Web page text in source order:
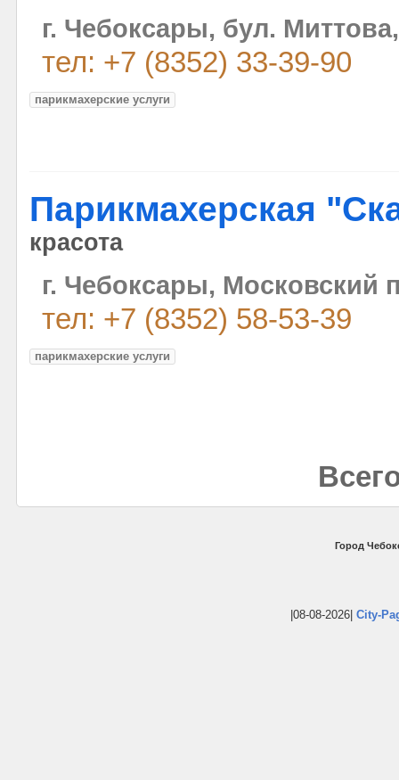
г. Чебоксары, бул.
тел: +7 (8352) 33-39-90
парикмахерские услуги
Парикмахерская
красота
г. Чебоксары, Московский
тел: +7 (8352) 58-53-39
парикмахерские услуги
Город
|08-08-2026| City-